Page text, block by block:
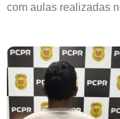
com aulas realizadas